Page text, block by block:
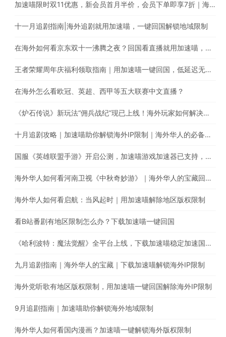
加速喵限时双11优惠，新会员首月半价，会员下单即享7折｜海外华人必备的回国游戏加速器
十一月追剧指南|海外追剧就用加速喵，一键回国解锁地域限制
在海外如何看京东双十一沸腾之夜？回国看直播就用加速喵，一键解锁海外版权限制
王者荣耀周年庆福利领取指南｜用加速喵一键回国，低延迟无卡顿，加速国服游戏的最佳选择
在海外怎么看欧冠、英超、西甲等五大联赛中文直播？
《炉石传说》新玩法“佣兵战纪”现已上线！海外玩家如何解决延迟卡顿、丢包等问题
十月追剧攻略｜加速喵助你解锁海外IP限制｜海外华人的必备回国加速器
国服《英雄联盟手游》开启公测，加速喵游戏加速器已支持，用加速喵一键回国加速国服游戏
海外华人如何看河南卫视《中秋奇妙游》｜海外华人的宝藏回国加速器
海外华人如何看启航：当风起时｜用加速喵解除地区版权限制
看B站番剧有地区限制怎么办？下载加速喵一键回国
《哈利波特：魔法觉醒》全平台上线，下载加速喵稳定加速国内游戏
九月追剧指南｜海外华人的宝藏｜下载加速喵解锁海外IP限制
海外党听歌有地区版权限制，用加速喵一键回国解除海外IP限制
9月追剧指南｜加速喵助你解锁海外地域限制
海外华人如何看国内漫画？加速喵一键解锁海外版权限制